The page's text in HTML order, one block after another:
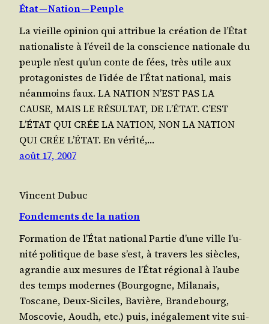
État — Nation — Peuple
La vieille opi­nion qui attri­bue la créa­tion de l’État
natio­na­liste à l’é­veil de la conscience natio­nale du
peuple n’est qu’un conte de fées, très utile aux
pro­ta­go­nistes de l’i­dée de l’É­tat natio­nal, mais
néan­moins faux. LA NATION N’EST PAS LA
CAUSE, MAIS LE RÉSULTAT, DE L’ÉTAT. C’EST
L’ÉTAT QUI CRÉE LA NATION, NON LA NATION
QUI CRÉE L’ÉTAT. En véri­té,…
août 17, 2007
Vincent Dubuc
Fondements de la nation
Formation de l’État national Partie d’une ville l’u­
ni­té poli­tique de base s’est, à travers les siècles,
agran­die aux mesures de l’É­tat régional à l’aube
des temps modernes (Bour­gogne, Mila­nais,
Toscane, Deux-Siciles, Bavière, Bran­de­bourg,
Mos­co­vie, Aoudh, etc.) puis, inéga­le­ment vite sui­